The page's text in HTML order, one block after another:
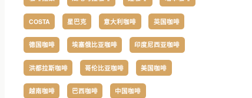
COSTA 星巴克 意大利咖啡 英国咖啡
德国咖啡 埃塞俄比亚咖啡 印度尼西亚咖啡
洪都拉斯咖啡 哥伦比亚咖啡 美国咖啡
越南咖啡 巴西咖啡 中国咖啡